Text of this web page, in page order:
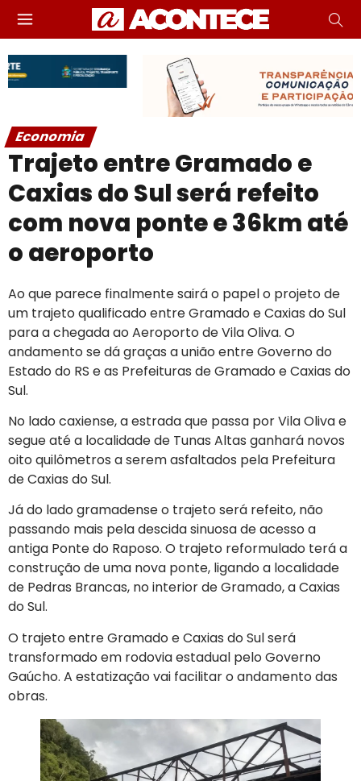
Economia
Trajeto entre Gramado e
Caxias do Sul será refeito
com nova ponte e 36km até
o aeroporto
Ao que parece finalmente sairá o papel o projeto de
um trajeto qualificado entre Gramado e Caxias do Sul
para a chegada ao Aeroporto de Vila Oliva. O
andamento se dá graças a união entre Governo do
Estado do RS e as Prefeituras de Gramado e Caxias do
Sul.
No lado caxiense, a estrada que passa por Vila Oliva e
segue até a localidade de Tunas Altas ganhará novos
oito quilômetros a serem asfaltados pela Prefeitura
de Caxias do Sul.
Já do lado gramadense o trajeto será refeito, não
passando mais pela descida sinuosa de acesso a
antiga Ponte do Raposo. O trajeto reformulado terá a
construção de uma nova ponte, ligando a localidade
de Pedras Brancas, no interior de Gramado, a Caxias
do Sul.
O trajeto entre Gramado e Caxias do Sul será
transformado em rodovia estadual pelo Governo
Gaúcho. A estatização vai facilitar o andamento das
obras.